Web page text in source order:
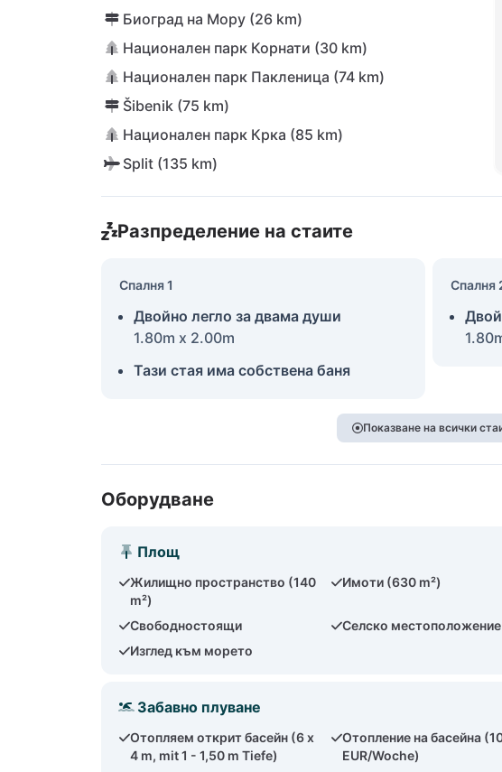
Биоград на Мору (26 km)
Национален парк Корнати (30 km)
Национален парк Пакленица (74 km)
Šibenik (75 km)
Национален парк Крка (85 km)
Split (135 km)
Разпределение на стаите
Спалня 1
Двойно легло за двама души
1.80m x 2.00m
Тази стая има собствена баня
Спалня
Показване на всички
Оборудване
Площ
Жилищно пространство (140
m²)
Имоти (630 m²)
Свободностоящи
Селско местоположение
Изглед към морето
Забавно плуване
Отопляем открит басейн (6 x
4 m, mit 1 - 1,50 m Tiefe)
Отопление на басейна
EUR/Woche)